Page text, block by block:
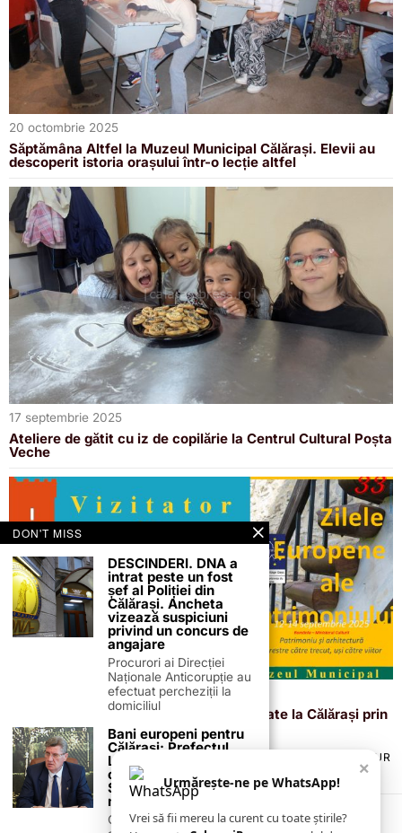
20 octombrie 2025
Săptămâna Altfel la Muzeul Municipal Călărași. Elevii au
descoperit istoria orașului într-o lecție altfel
17 septembrie 2025
Ateliere de gătit cu iz de copilărie la Centrul Cultural Poșta
Veche
5 septembrie 2025
Zilele Europene ale Patrimoniului, marcate la Călărași prin
proiectul „Vizitator în orașul meu”
TERMENI ȘI CONDIȚII
POLITICA DE ANULARE & RETUR
PUBLICITATE ONLINE & TIPĂRITĂ
CONTACT
ZIARUL ANUNȚUL CĂLĂRĂȘEAN
×
Urmărește-ne pe WhatsApp!
Vrei să fii mereu la curent cu toate știrile?
DON'T MISS
DESCINDERI. DNA a
intrat peste un fost
șef al Poliției din
Călărași. Ancheta
vizează suspiciuni
privind un concurs de
angajare
Procurori ai Direcției
Naționale Anticorupție au
efectuat percheziții la
domiciliul
Bani europeni pentru
Călărași: Prefectul
Laurențiu State anunță
colaborarea cu ADR
Sud-Muntenia pentru
noi finanțări
Călărașul se pregătește